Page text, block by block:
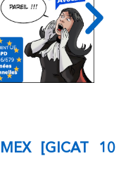
[GICAT 10